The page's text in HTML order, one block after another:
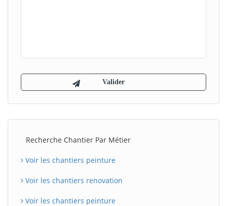
Recherche Chantier Par Métier
Voir les chantiers peinture
Voir les chantiers renovation
Voir les chantiers peinture